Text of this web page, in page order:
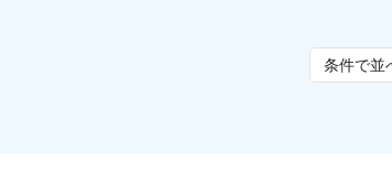
条件で並